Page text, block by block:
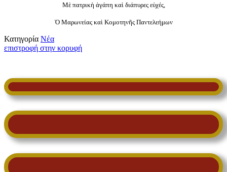
Μὲ πατρικὴ ἀγάπη καὶ διάπυρες εὐχές,
Ὁ Μαρωνείας καὶ Κομοτηνῆς Παντελεήμων
Κατηγορία Νέα
επιστροφή στην κορυφή